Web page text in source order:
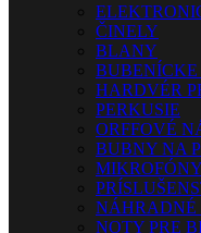
ČINELY
BLANY
HARDVÉR
PERKUSIE
ORFFOVÉ
BUBNY NA
NÁHRADNÉ
NOTY PRE